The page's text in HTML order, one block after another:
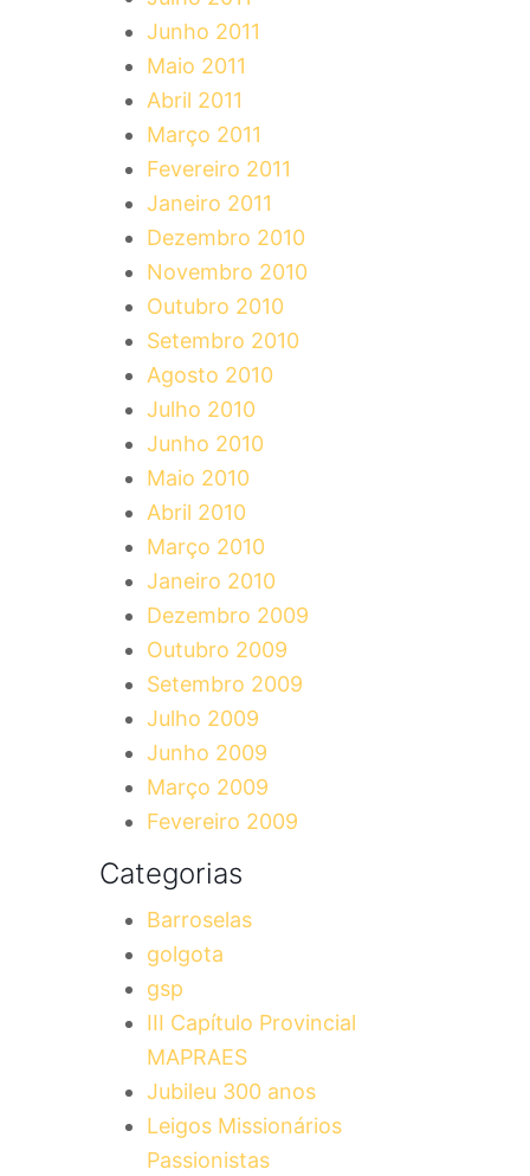
Junho 2011
Maio 2011
Abril 2011
Março 2011
Fevereiro 2011
Janeiro 2011
Dezembro 2010
Novembro 2010
Outubro 2010
Setembro 2010
Agosto 2010
Julho 2010
Junho 2010
Maio 2010
Abril 2010
Março 2010
Janeiro 2010
Dezembro 2009
Outubro 2009
Setembro 2009
Julho 2009
Junho 2009
Março 2009
Fevereiro 2009
Categorias
Barroselas
golgota
gsp
III Capítulo Provincial
MAPRAES
Jubileu 300 anos
Leigos Missionários
Passionistas